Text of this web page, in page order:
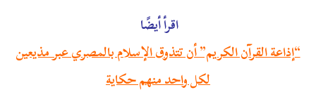
اقرأ أيضًا
“إذاعة القرآن الكريم” أن تتذوق الإسلام بالمصري عبر مذيعين
لكل واحد منهم حكاية